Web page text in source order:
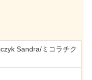
Sandra/ミコラチク